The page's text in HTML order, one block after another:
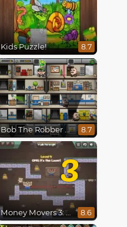
Kids Puzzle! 8.7
Bob The Robber 4: Season 2 Russia 8.7
3
Money Movers 3: Guard Duty 8.6